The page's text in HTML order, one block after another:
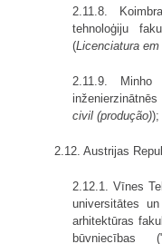
2.11.8.
tehnoloģiju
(Licenciatura
2.11.9. Minho
civil (produção));
2.12. Austrijas
2.12.1. Vīnes
universitātes
arhitektūras
būvniecības